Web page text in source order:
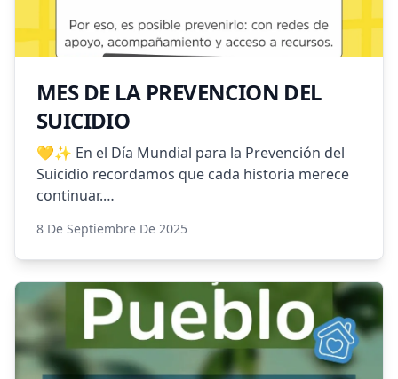
Acompañan: Municipalidad de Las Higueras, Río
Cuarto Gobierno, Municipalidad de Santa
MES DE LA PREVENCION DEL
SUICIDIO
💛✨ En el Día Mundial para la Prevención del
Suicidio recordamos que cada historia merece
continuar.
Desde la Municipalidad de Las Higueras
estuvimos recorriendo instituciones, comercios
y vecinos para dejar mensajes de esperanza y
recordatorios llenos de fuerza y compañía.
Porque siempre hay una forma de rescatarse,
siempre hay alguien con quien contar. 🌻
8 De Septiembre De 2025